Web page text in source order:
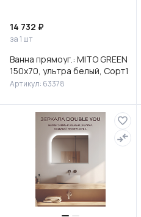
14 732 ₽
за 1 шт
Ванна прямоуг.: MITO GREEN
150x70, ультра белый, Сорт1
Артикул: 63378